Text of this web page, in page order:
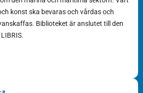
konst ska bevaras och vårdas och
Biblioteket är anslutet till den